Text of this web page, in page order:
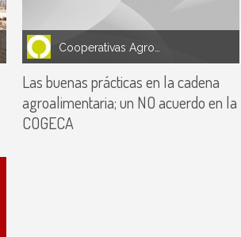
Cooperativas Agro-alimentarias España
Las buenas prácticas en la cadena
agroalimentaria; un NO acuerdo en la
COGECA